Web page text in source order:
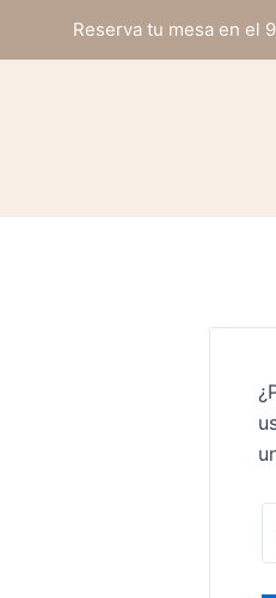
Reserva tu mesa en el